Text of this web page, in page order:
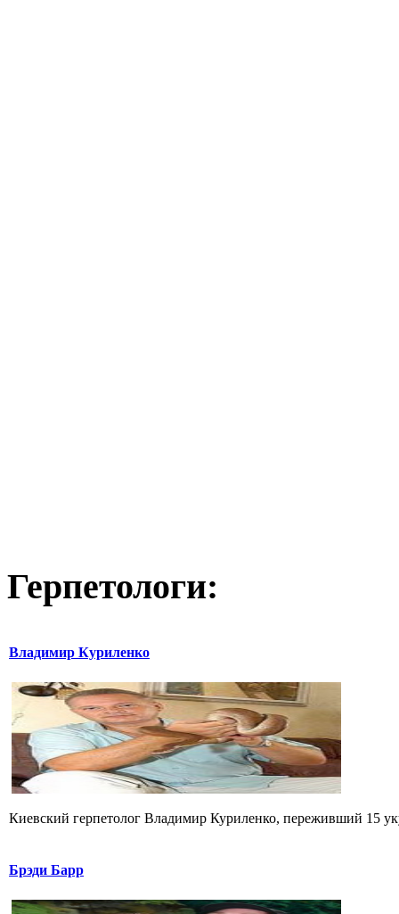
Герпетологи:
Владимир Куриленко
Киевский герпетолог Владимир Куриленко, переживший 15
Брэди Барр